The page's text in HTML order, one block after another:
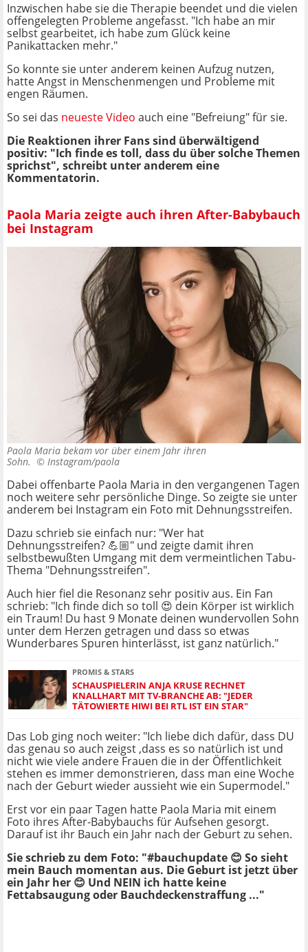
Inzwischen habe sie die Therapie beendet und die vielen
offengelegten Probleme angefasst. "Ich habe an mir
selbst gearbeitet, ich habe zum Glück keine
Panikattacken mehr."
So konnte sie unter anderem keinen Aufzug nutzen,
hatte Angst in Menschenmengen und Probleme mit
engen Räumen.
So sei das neueste Video auch eine "Befreiung" für sie.
Die Reaktionen ihrer Fans sind überwältigend
positiv: "Ich finde es toll, dass du über solche Themen
sprichst", schreibt unter anderem eine
Kommentatorin.
Paola Maria zeigte auch ihren After-Babybauch
bei Instagram
Paola Maria bekam vor über einem Jahr ihren
Sohn. © Instagram/paola
Dabei offenbarte Paola Maria in den vergangenen Tagen
noch weitere sehr persönliche Dinge. So zeigte sie unter
anderem bei Instagram ein Foto mit Dehnungsstreifen.
Dazu schrieb sie einfach nur: "Wer hat
Dehnungsstreifen? 💪🏼" und zeigte damit ihren
selbstbewußten Umgang mit dem vermeintlichen Tabu-
Thema "Dehnungsstreifen".
Auch hier fiel die Resonanz sehr positiv aus. Ein Fan
schrieb: "Ich finde dich so toll 😍 dein Körper ist wirklich
ein Traum! Du hast 9 Monate deinen wundervollen Sohn
unter dem Herzen getragen und dass so etwas
Wunderbares Spuren hinterlässt, ist ganz natürlich."
PROMIS & STARS
SCHAUSPIELERIN ANJA KRUSE RECHNET
KNALLHART MIT TV-BRANCHE AB: "JEDER
TÄTOWIERTE HIWI BEI RTL IST EIN STAR"
Das Lob ging noch weiter: "Ich liebe dich dafür, dass DU
das genau so auch zeigst ,dass es so natürlich ist und
nicht wie viele andere Frauen die in der Öffentlichkeit
stehen es immer demonstrieren, dass man eine Woche
nach der Geburt wieder aussieht wie ein Supermodel."
Erst vor ein paar Tagen hatte Paola Maria mit einem
Foto ihres After-Babybauchs für Aufsehen gesorgt.
Darauf ist ihr Bauch ein Jahr nach der Geburt zu sehen.
Sie schrieb zu dem Foto: "#bauchupdate 😊 So sieht
mein Bauch momentan aus. Die Geburt ist jetzt über
ein Jahr her 😊 Und NEIN ich hatte keine
Fettabsaugung oder Bauchdeckenstraffung ..."